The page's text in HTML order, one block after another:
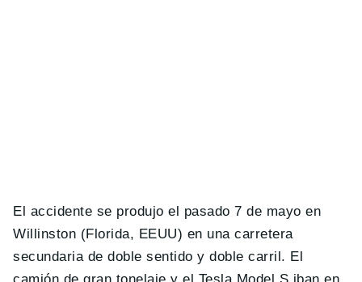
El accidente se produjo el pasado 7 de mayo en
Willinston (Florida, EEUU) en una carretera
secundaria de doble sentido y doble carril. El